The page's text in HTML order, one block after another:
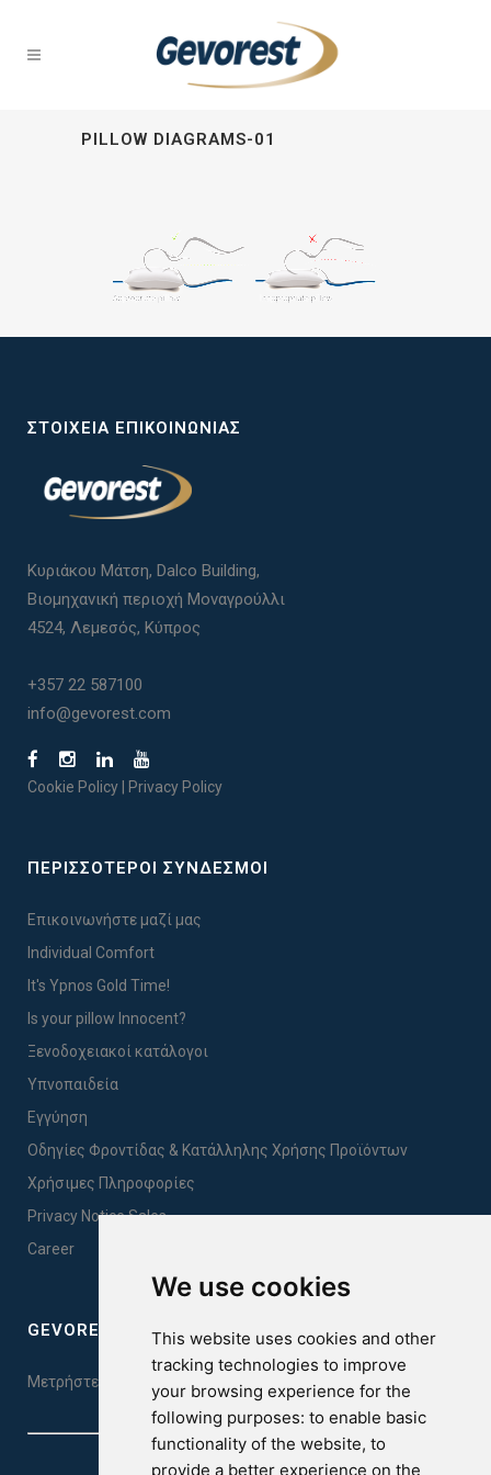
We use cookies
This website uses cookies and other
tracking technologies to improve
your browsing experience for the
following purposes: to enable basic
functionality of the website, to
provide a better experience on the
PILLOW DIAGRAMS-01
ΣΤΟΙΧΕΊΑ ΕΠΙΚΟΙΝΩΝΊΑΣ
Κυριάκου Μάτση, Dalco Building,
Βιομηχανική περιοχή Μοναγρούλλι
4524, Λεμεσός, Κύπρος
+357 22 587100
info@gevorest.com
Cookie Policy Privacy Policy
ΠΕΡΙΣΣΟΤΕΡΟΙ ΣΥΝΔΕΣΜΟΙ
Επικοινωνήστε μαζί μας
Individual Comfort
It's Ypnos Gold Time!
Is your pillow Innocent?
Ξενοδοχειακοί κατάλογοι
Υπνοπαιδεία
Εγγύηση
Οδηγίες Φροντίδας & Κατάλληλης Χρήσης Προϊόντων
Χρήσιμες Πληροφορίες
Privacy Notice Sales
Career
GEVOREST SLEEP QUALITY INDEX
Μετρήστε την ποιότητα του ύπνου σας. Κάντε το τεστ εδώ!